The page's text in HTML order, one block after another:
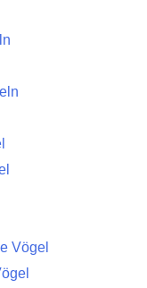
Vögel